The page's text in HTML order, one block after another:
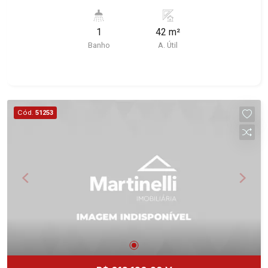
imóvel que a Martinelli Imobiliária selecionou
feminino - Copa Martinelli Imobiliária - excelência
casas e terrenos residenciais e comerciais nos
bairros mais desejados da Zona Sul,
bairros de maior prestígio da região, como: Alto
da Boa Vista, Jardim Botânico, Jardim Olhos
D`Água, Vila do Golfe, City Ribeirão, Jardim
Aliança, Boulevard, Higienópolis, Sumaré, Jardim
Jardim Califórnia, Quinta da Primavera, Bonfim
Paulista, Vila Seixas, Jardim Paulista, Jardim
1
Banho
42 m²
A. Útil
Cód. 51253